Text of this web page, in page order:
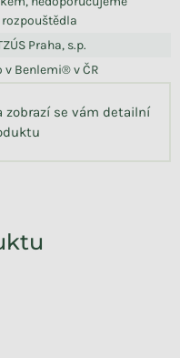
Praha, s.p.
v Benlemi® v ČR
zobrazí se vám detailní